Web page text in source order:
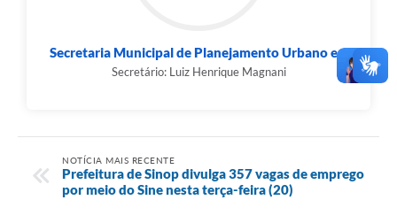
Secretaria Municipal de Planejamento Urbano e...
Secretário: Luiz Henrique Magnani
NOTÍCIA MAIS RECENTE
Prefeitura de Sinop divulga 357 vagas de emprego
por meio do Sine nesta terça-feira (20)